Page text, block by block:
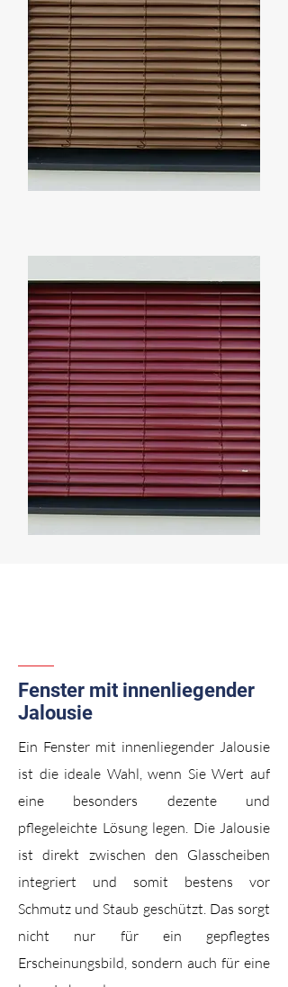
Fenster mit innenliegender
Jalousie
Ein Fenster mit innenliegender Jalousie
ist die ideale Wahl, wenn Sie Wert auf
eine besonders dezente und
pflegeleichte Lösung legen. Die Jalousie
ist direkt zwischen den Glasscheiben
integriert und somit bestens vor
Schmutz und Staub geschützt. Das sorgt
nicht nur für ein gepflegtes
Erscheinungsbild, sondern auch für eine